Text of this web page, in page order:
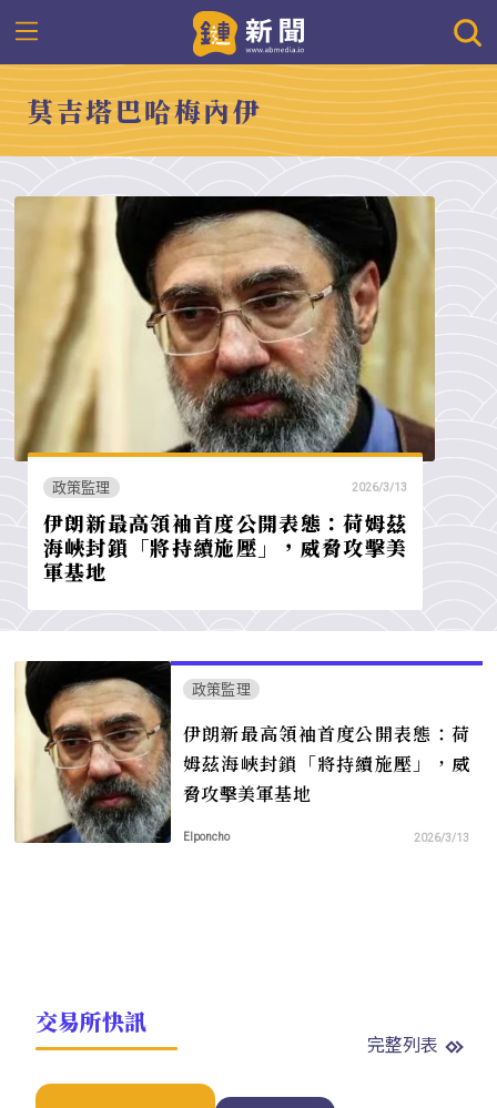
莫吉塔巴哈梅內伊
政策監理 2026/3/13
伊朗新最高領袖首度公開表態：荷姆茲
海峽封鎖「將持續施壓」，威脅攻擊美
軍基地
政策監理
伊朗新最高領袖首度公開表態：荷
姆茲海峽封鎖「將持續施壓」，威
脅攻擊美軍基地
Elponcho 2026/3/13
交易所快訊
完整列表